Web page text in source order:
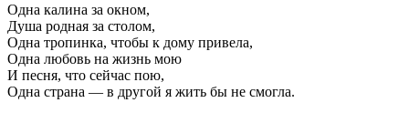
Одна калина за окном,
Душа родная за столом,
Одна тропинка, чтобы к дому привела,
Одна любовь на жизнь мою
И песня, что сейчас пою,
Одна страна — в другой я жить бы не смогла.